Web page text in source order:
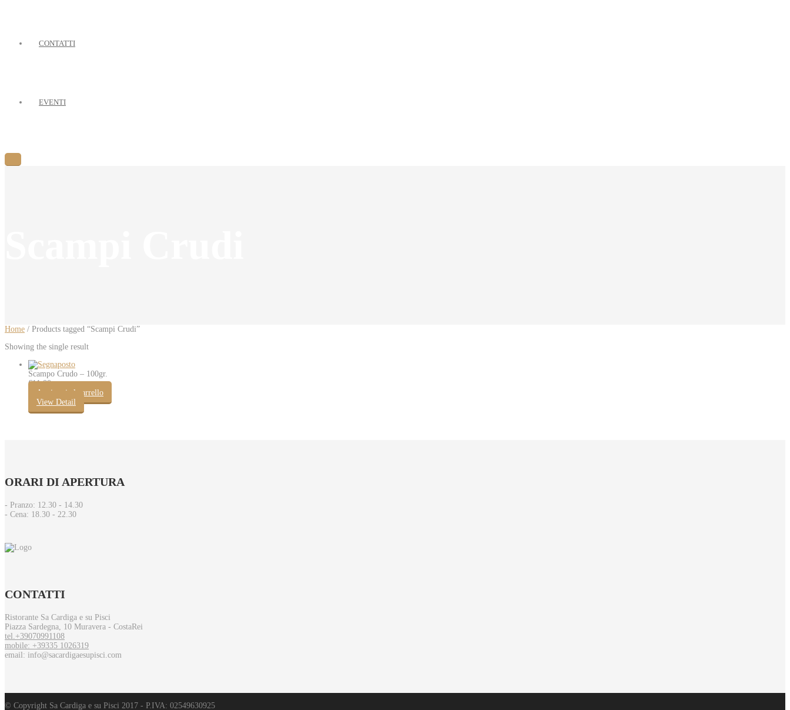
CONTATTI
EVENTI
Home / Products tagged “Scampi Crudi”
Showing the single result
Scampo Crudo – 100gr.
€11.00
Aggiungi al carrello
View Detail
ORARI DI APERTURA
- Pranzo: 12.30 - 14.30​
- Cena: 18.30 - 22.30
CONTATTI
Ristorante Sa Cardiga e su Pisci
Piazza Sardegna, 10 Muravera - CostaRei
tel.+39070991108
mobile: +39335 1026319
email: info@sacardigaesupisci.com
© Copyright Sa Cardiga e su Pisci 2017 - P.IVA: 02549630925